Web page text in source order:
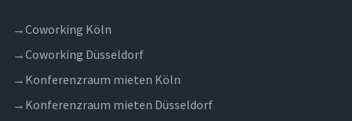
→Coworking Köln
→Coworking Düsseldorf
→ Konferenzraum mieten Köln
→ Konferenzraum mieten Düsseldorf